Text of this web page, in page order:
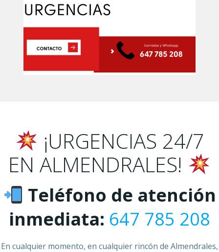
¡URGENCIAS 24/7
EN ALMENDRALES!
Teléfono de atención
inmediata: 647 785 208
En cualquier momento, en cualquier rincón de Almendrales,